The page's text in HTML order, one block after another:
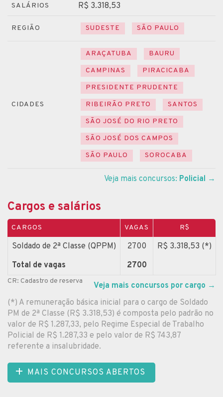
SALÁRIOS R$ 3.318,53
REGIÃO SUDESTE SÃO PAULO
CIDADES
ARAÇATUBA
BAURU
CAMPINAS
PIRACICABA
PRESIDENTE PRUDENTE
RIBEIRÃO PRETO
SANTOS
SÃO JOSÉ DO RIO PRETO
SÃO JOSÉ DOS CAMPOS
SÃO PAULO
SOROCABA
Veja mais concursos: Policial →
Cargos e salários
CARGOS VAGAS R$
Soldado de 2ª Classe (QPPM) 2700
R$ 3.318,53 (*)
Total de vagas
2700
CR: Cadastro de reserva Veja mais concursos por cargo →
(*) A remuneração básica inicial para o cargo de Soldado
PM de 2ª Classe (R$ 3.318,53) é composta pelo padrão no
valor de R$ 1.287,33, pelo Regime Especial de Trabalho
Policial de R$ 1.287,33 e pelo valor de R$ 743,87
referente a insalubridade.
MAIS CONCURSOS ABERTOS